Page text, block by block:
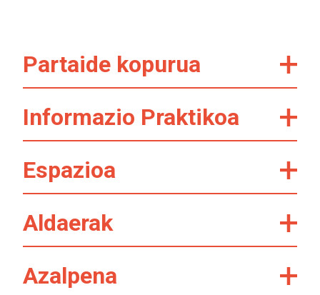
Partaide kopurua
Informazio Praktikoa
Espazioa
Aldaerak
Azalpena